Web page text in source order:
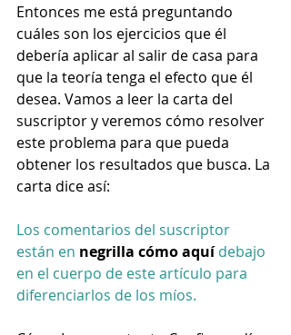
Entonces me está preguntando
cuáles son los ejercicios que él
debería aplicar al salir de casa para
que la teoría tenga el efecto que él
desea. Vamos a leer la carta del
suscriptor y veremos cómo resolver
este problema para que pueda
obtener los resultados que busca. La
carta dice así:
Los comentarios del suscriptor
están en negrilla cómo aquí debajo
en el cuerpo de este artículo para
diferenciarlos de los míos.